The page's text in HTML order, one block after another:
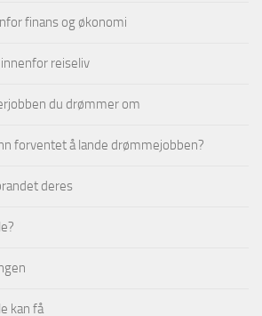
finans og økonomi
reiseliv
du drømmer om
forventet å lande drømmejobben?
deres
kan få